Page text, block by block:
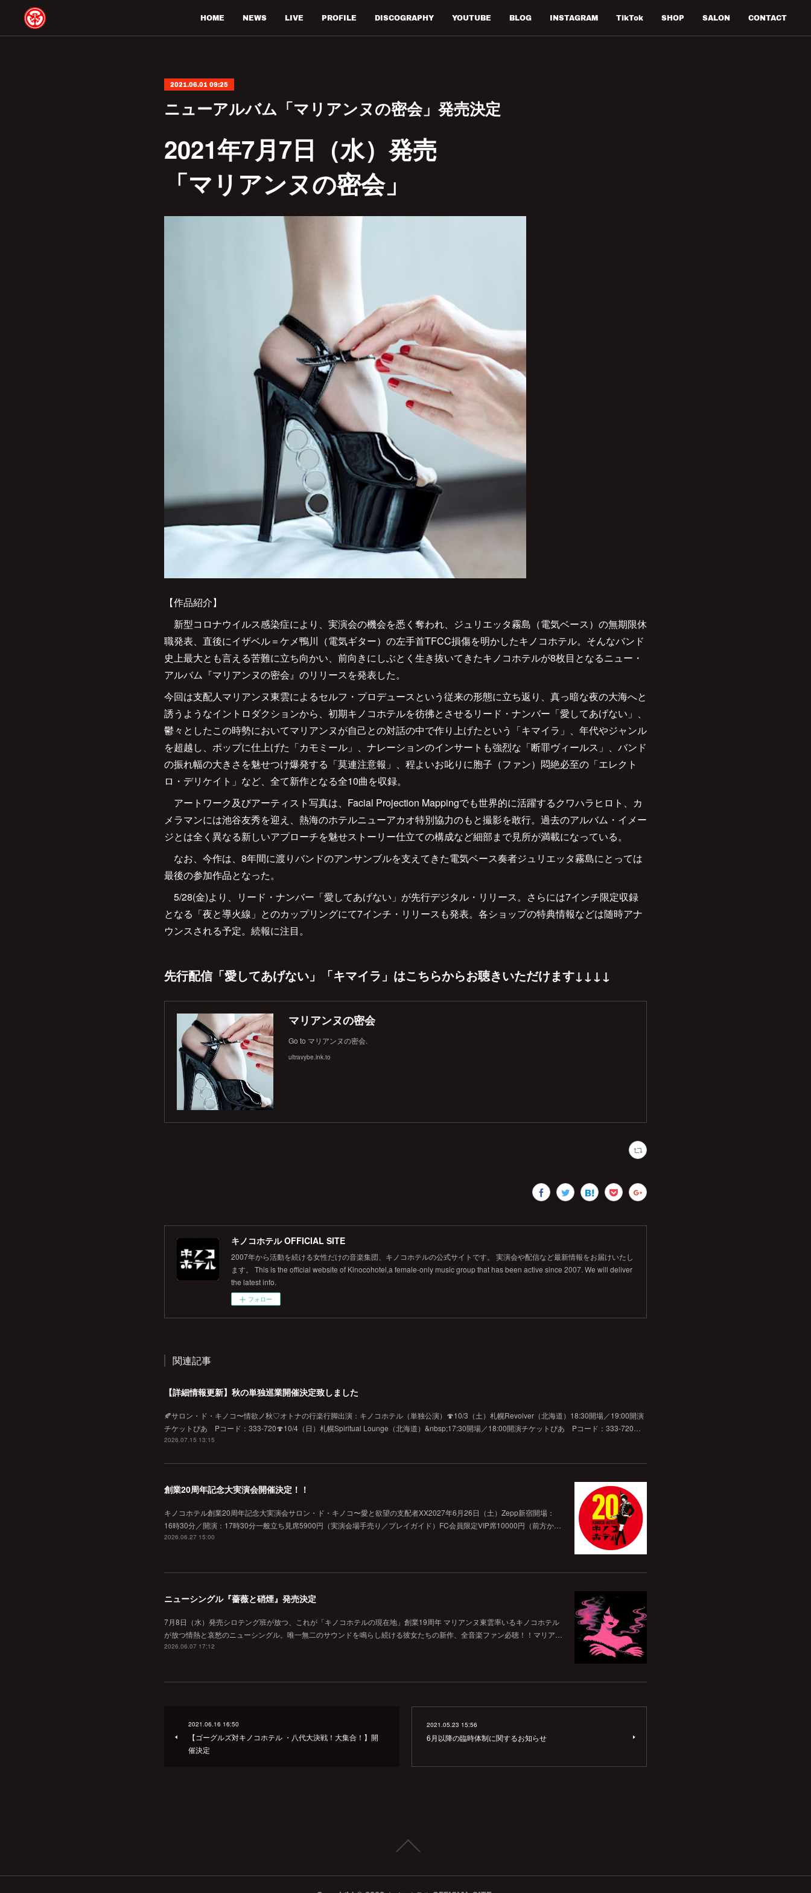
HOME NEWS LIVE PROFILE DISCOGRAPHY YOUTUBE BLOG INSTAGRAM TikTok SHOP SALON CONTACT
2021.06.01 09:25
ニューアルバム「マリアンヌの密会」発売決定
2021年7月7日（水）発売
「マリアンヌの密会」
【作品紹介】
新型コロナウイルス感染症により、実演会の機会を悉く奪われ、ジュリエッタ霧島（電気ベース）の無期限休
職発表、直後にイザベル＝ケメ鴨川（電気ギター）の左手首TFCC損傷を明かしたキノコホテル。そんなバンド
史上最大とも言える苦難に立ち向かい、前向きにしぶとく生き抜いてきたキノコホテルが8枚目となるニュー・
アルバム『マリアンヌの密会』のリリースを発表した。
今回は支配人マリアンヌ東雲によるセルフ・プロデュースという従来の形態に立ち返り、真っ暗な夜の大海へと
誘うようなイントロダクションから、初期キノコホテルを彷彿とさせるリード・ナンバー「愛してあげない」、
鬱々としたこの時勢においてマリアンヌが自己との対話の中で作り上げたという「キマイラ」、年代やジャンル
を超越し、ポップに仕上げた「カモミール」、ナレーションのインサートも強烈な「断罪ヴィールス」、バンド
の振れ幅の大きさを魅せつけ爆発する「莫連注意報」、程よいお叱りに胞子（ファン）悶絶必至の「エレクト
ロ・デリケイト」など、全て新作となる全10曲を収録。
アートワーク及びアーティスト写真は、Facial Projection Mappingでも世界的に活躍するクワハラヒロト、カ
メラマンには池谷友秀を迎え、熱海のホテルニューアカオ特別協力のもと撮影を敢行。過去のアルバム・イメー
ジとは全く異なる新しいアプローチを魅せストーリー仕立ての構成など細部まで見所が満載になっている。
なお、今作は、8年間に渡りバンドのアンサンブルを支えてきた電気ベース奏者ジュリエッタ霧島にとっては
最後の参加作品となった。
5/28(金)より、リード・ナンバー「愛してあげない」が先行デジタル・リリース。さらには7インチ限定収録
となる「夜と導火線」とのカップリングにて7インチ・リリースも発表。各ショップの特典情報などは随時アナ
ウンスされる予定。続報に注目。
先行配信「愛してあげない」「キマイラ」はこちらからお聴きいただけます↓↓↓↓
マリアンヌの密会
Go to マリアンヌの密会.
ultravybe.lnk.to
キノコホテル OFFICIAL SITE
2007年から活動を続ける女性だけの音楽集団、キノコホテルの公式サイトです。 実演会や配信など最新情報をお届けいたし
ます。 This is the official website of Kinocohotel,a female-only music group that has been active since 2007. We will deliver
the latest info.
フォロー
関連記事
【詳細情報更新】秋の単独巡業開催決定致しました
🍂サロン・ド・キノコ〜情欲ノ秋♡オトナの行楽行脚出演：キノコホテル（単独公演）🍄10/3（土）札幌Revolver（北海道）18:30開場／19:00開演
チケットぴあ Pコード：333-720🍄10/4（日）札幌Spiritual Lounge（北海道）&nbsp;17:30開場／18:00開演チケットぴあ Pコード：333-720…
2026.07.15 13:15
創業20周年記念大実演会開催決定！！
キノコホテル創業20周年記念大実演会サロン・ド・キノコ〜愛と欲望の支配者XX2027年6月26日（土）Zepp新宿開場：
16時30分／開演：17時30分一般立ち見席5900円（実演会場手売り／プレイガイド）FC会員限定VIP席10000円（前方か…
2026.06.27 15:00
ニューシングル『薔薇と硝煙』発売決定
7月8日（水）発売シロテング班が放つ、これが「キノコホテルの現在地」創業19周年 マリアンヌ東雲率いるキノコホテル
が放つ情熱と哀愁のニューシングル。唯一無二のサウンドを鳴らし続ける彼女たちの新作、全音楽ファン必聴！！マリア…
2026.06.07 17:12
2021.06.16 16:50
【ゴーグルズ対キノコホテル ・八代大決戦！大集合！】開
催決定
2021.05.23 15:56
6月以降の臨時体制に関するお知らせ